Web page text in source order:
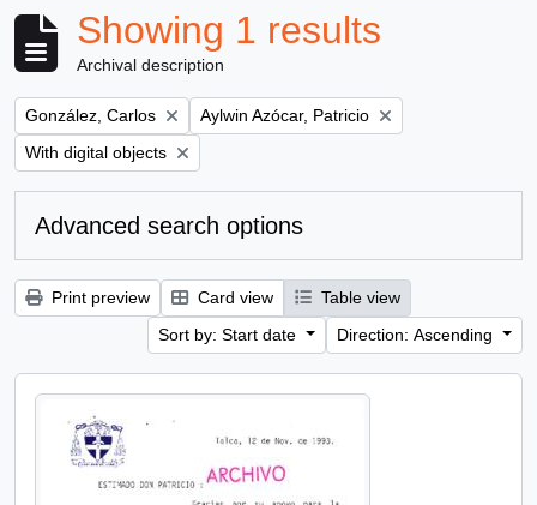
Showing 1 results
Archival description
Remove filter:
González, Carlos Remove filter:
Aylwin Azócar, Patricio
Remove filter:
With digital objects
Advanced search options
Print preview Card view
Table view
Sort by: Start date
Direction: Ascending